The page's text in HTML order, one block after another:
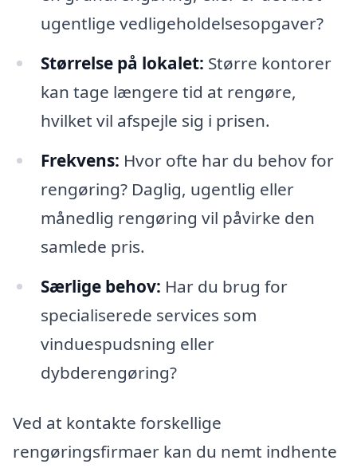
ugentlige vedligeholdelsesopgaver?
Størrelse på lokalet: Større kontorer
kan tage længere tid at rengøre,
hvilket vil afspejle sig i prisen.
Frekvens: Hvor ofte har du behov for
rengøring? Daglig, ugentlig eller
månedlig rengøring vil påvirke den
samlede pris.
Særlige behov: Har du brug for
specialiserede services som
vinduespudsning eller
dybderengøring?
Ved at kontakte forskellige
rengøringsfirmaer kan du nemt indhente